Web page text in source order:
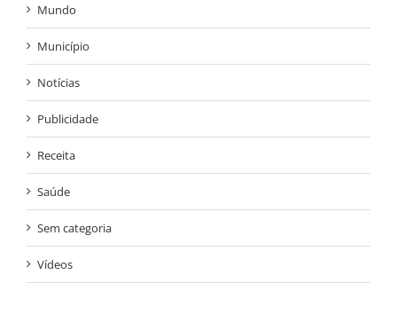
Mundo
Município
Notícias
Publicidade
Receita
Saúde
Sem categoria
Vídeos